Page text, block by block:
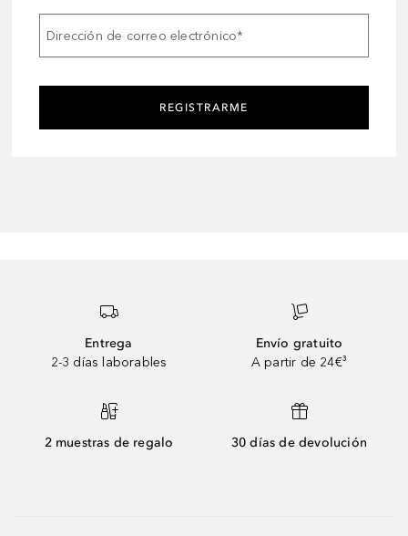
Dirección de correo electrónico*
REGISTRARME
Entrega
2-3 días laborables
Envío gratuito
A partir de 24€³
2 muestras de regalo 30 días de devolución